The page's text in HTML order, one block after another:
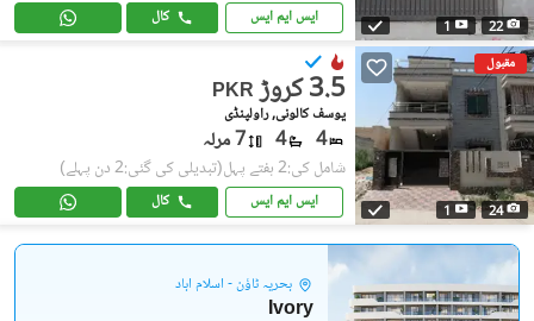
22
1 ایس ایم ایس کال
مقبول
24
1
PKR 3.5 کروڑ
یوسف کالونی, راولپنڈی
4
4 7 مرلہ
شامل کی:2 ہفتے پہل (تبدیلی کی گئی:2 دن پہلے)
ایس ایم ایس کال
بحریہ ٹاؤن - اسلام آباد
Ivory